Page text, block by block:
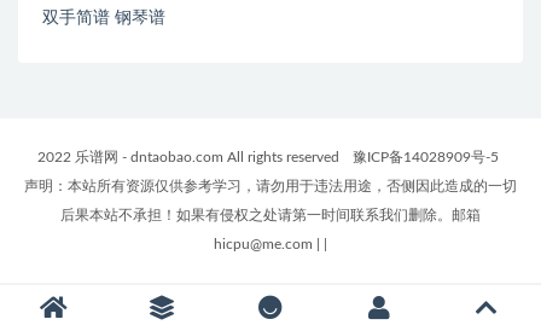
双手简谱 钢琴谱
2022 乐谱网 - dntaobao.com All rights reserved
豫ICP备14028909号-5
声明：本站所有资源仅供参考学习，请勿用于违法用途，否侧因此造成的一切
后果本站不承担！如果有侵权之处请第一时间联系我们删除。邮箱
hicpu@me.com